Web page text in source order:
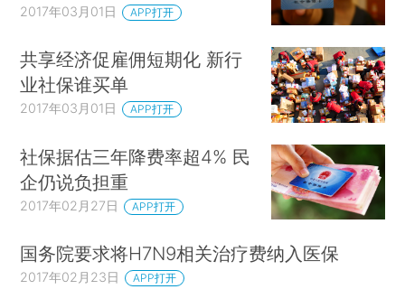
2017年03月01日 APP打开
共享经济促雇佣短期化 新行
业社保谁买单
2017年03月01日 APP打开
社保据估三年降费率超4% 民
企仍说负担重
2017年02月27日 APP打开
国务院要求将H7N9相关治疗费纳入医保
2017年02月23日 APP打开